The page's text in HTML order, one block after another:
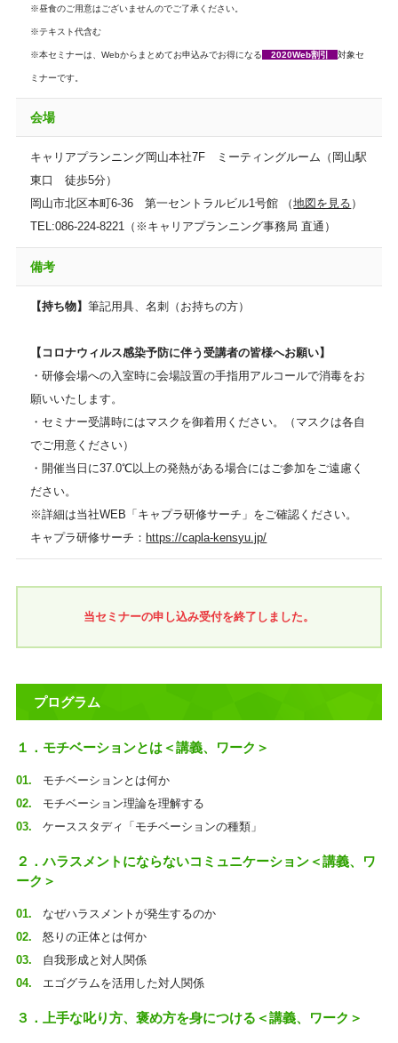
※昼食のご用意はございませんのでご了承ください。
※テキスト代含む
※本セミナーは、Webからまとめてお申込みでお得になる 2020Web割引対象セ
ミナーです。
会場
キャリアプランニング岡山本社7F ミーティングルーム（岡山駅
東口 徒歩5分）
岡山市北区本町6-36 第一セントラルビル1号館 （地図を見る ）
TEL:086-224-8221（※キャリアプランニング事務局 直通）
備考
【持ち物】筆記用具、名刺（お持ちの方）
【コロナウィルス感染予防に伴う受講者の皆様へお願い】
・研修会場への入室時に会場設置の手指用アルコールで消毒をお
願いいたします。
・セミナー受講時にはマスクを御着用ください。（マスクは各自
でご用意ください）
・開催当日に37.0℃以上の発熱がある場合にはご参加をご遠慮く
ださい。
※詳細は当社WEB「キャプラ研修サーチ」をご確認ください。
キャプラ研修サーチ： https://capla-kensyu.jp/
当セミナーの申し込み受付を終了しました。
プログラム
１．モチベーションとは＜講義、ワーク＞
モチベーションとは何か
モチベーション理論を理解する
ケーススタディ「モチベーションの種類」
２．ハラスメントにならないコミュニケーション＜講義、ワ
ーク＞
なぜハラスメントが発生するのか
怒りの正体とは何か
自我形成と対人関係
エゴグラムを活用した対人関係
３．上手な叱り方、褒め方を身につける＜講義、ワーク＞